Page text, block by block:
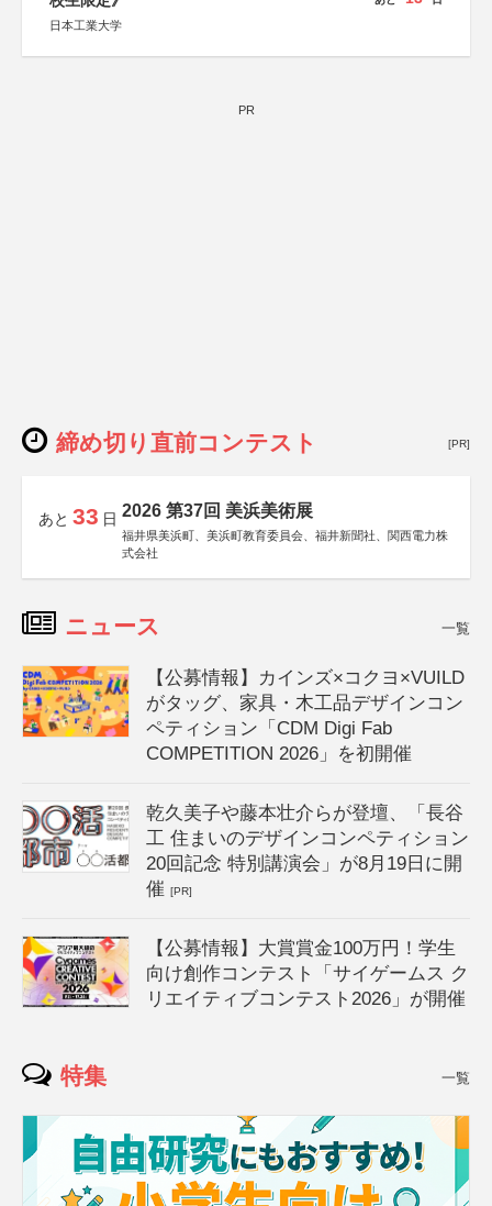
日本工業大学
PR
締め切り直前コンテスト [PR]
あと 33 日 2026 第37回 美浜美術展
福井県美浜町、美浜町教育委員会、福井新聞社、関西電力株
式会社
ニュース 一覧
【公募情報】カインズ×コクヨ×VUILD
がタッグ、家具・木工品デザインコン
ペティション「CDM Digi Fab
COMPETITION 2026」を初開催
乾久美子や藤本壮介らが登壇、「長谷
工 住まいのデザインコンペティション
20回記念 特別講演会」が8月19日に開
催[PR]
【公募情報】大賞賞金100万円！学生
向け創作コンテスト「サイゲームス ク
リエイティブコンテスト2026」が開催
特集 一覧